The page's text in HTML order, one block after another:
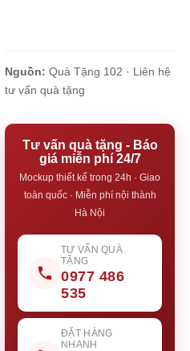
Nguồn: Quà Tặng 102 · Liên hệ
tư vấn quà tặng
Tư vấn quà tặng - Báo
giá miễn phí 24/7
Mockup thiết kế trong 24h · Giao
toàn quốc · Miễn phí nội thành
Hà Nội
TƯ VẤN QUÀ
TẶNG
0977 486
535
ĐẶT HÀNG
NHANH